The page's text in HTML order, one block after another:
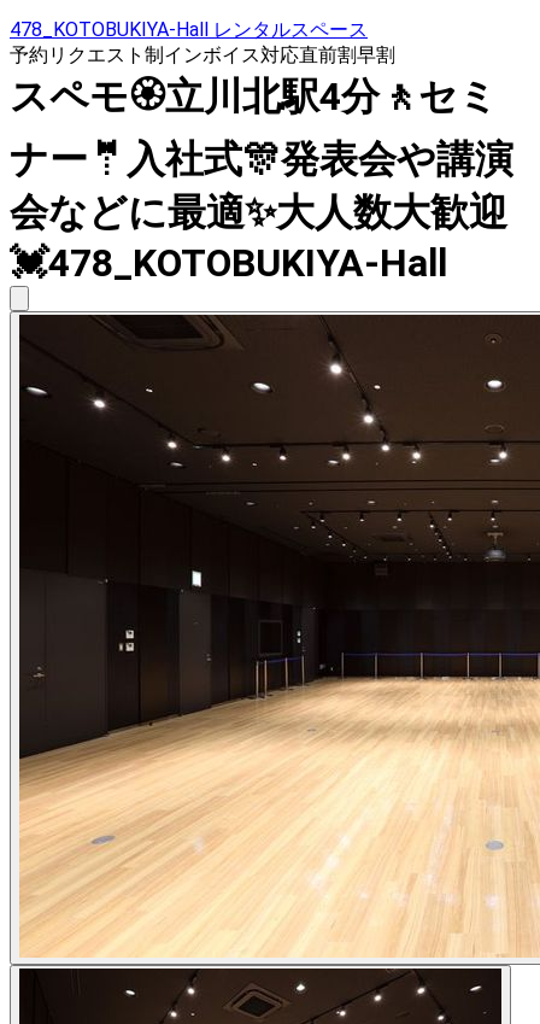
478_KOTOBUKIYA-Hall レンタルスペース
予約リクエスト制インボイス対応直前割早割
スペモ🏵立川北駅4分🚶セミ
ナー🤵入社式🎊発表会や講演
会などに最適✨大人数大歓迎
💓478_KOTOBUKIYA-Hall